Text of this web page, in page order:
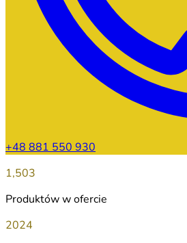
+48 881 550 930
1,503
Produktów w ofercie
2024